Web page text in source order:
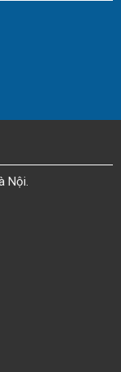
Nội.